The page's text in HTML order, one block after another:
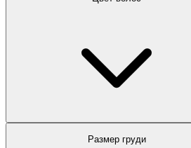
Размер груди